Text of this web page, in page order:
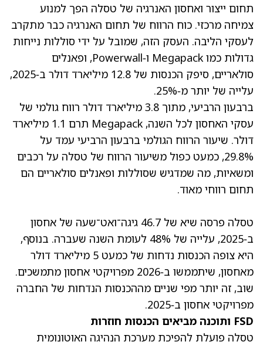
תחום ייצור ואחסון האנרגיה של טסלה הפך למנוע
צמיחה מרכזי. כוח הרווח של תחום האנרגיה כבר מתקרב
לעסקי הליבה. העסק הזה, שמובל על ידי סוללות נייחות
גדולות כמו Megapack ו‑Powerwall, ופאנלים
סולאריים, סיפק הכנסות של 12.8 מיליארד דולר ב‑2025,
עלייה של יותר מ‑25%.
ברבעון הרביעי, מתוך 3.8 מיליארד דולר רווח גולמי של
עסקי האחסון לכל השנה, Megapack תרם 1.1 מיליארד
דולר. שיעור הרווח הגולמי ברבעון הרביעי עמד על
29.8%, כמעט כפול משיעור הרווח של טסלה על רכבים
ומשאיות, מה שמדגיש שסוללות ופאנלים סולאריים הם
תחום רווחי מאוד.
טסלה פרסה שיא של 46.7 גיגה־ואט־שעה של אחסון
ב‑2025, עלייה של 48% לעומת השנה שעברה. בנוסף,
היא צופה הכנסות נדחות של כמעט 5 מיליארד דולר
מאחסון, שיתממשו ב‑2026 מפרויקטי אחסון מתמשכים.
שוב, זה יותר מפי שניים מההכנסות הנדחות של החברה
מפרויקטי אחסון ב‑2025.
FSD ותוכנה מביאים הכנסות חוזרות
טסלה פועלת להפיכת מערכת הנהיגה האוטונומית